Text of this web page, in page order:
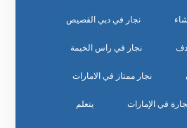
نجار في دبي القصيص
نجار في راس الخيمة
نجار ممتاز في الامارات
في الإمارات يتعلم